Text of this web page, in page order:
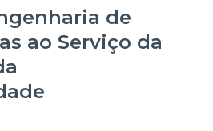
de
ao Serviço da